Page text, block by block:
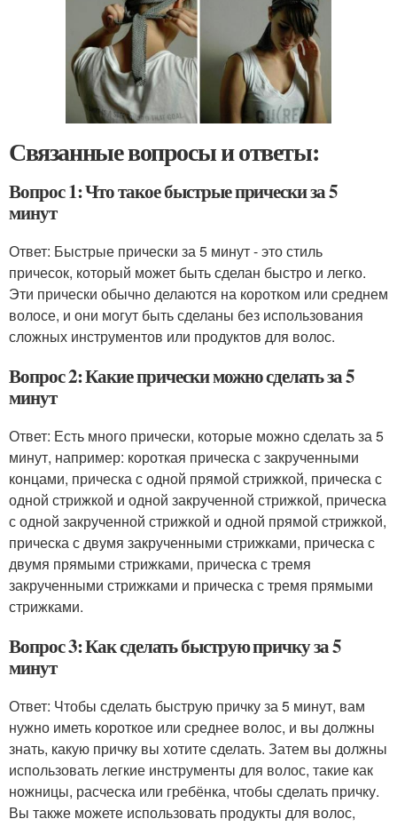
Связанные вопросы и ответы:
Вопрос 1: Что такое быстрые прически за 5
минут
Ответ: Быстрые прически за 5 минут - это стиль
причесок, который может быть сделан быстро и легко.
Эти прически обычно делаются на коротком или среднем
волосе, и они могут быть сделаны без использования
сложных инструментов или продуктов для волос.
Вопрос 2: Какие прически можно сделать за 5
минут
Ответ: Есть много прически, которые можно сделать за 5
минут, например: короткая прическа с закрученными
концами, прическа с одной прямой стрижкой, прическа с
одной стрижкой и одной закрученной стрижкой, прическа
с одной закрученной стрижкой и одной прямой стрижкой,
прическа с двумя закрученными стрижками, прическа с
двумя прямыми стрижками, прическа с тремя
закрученными стрижками и прическа с тремя прямыми
стрижками.
Вопрос 3: Как сделать быструю причку за 5
минут
Ответ: Чтобы сделать быструю причку за 5 минут, вам
нужно иметь короткое или среднее волос, и вы должны
знать, какую причку вы хотите сделать. Затем вы должны
использовать легкие инструменты для волос, такие как
ножницы, расческа или гребёнка, чтобы сделать причку.
Вы также можете использовать продукты для волос,